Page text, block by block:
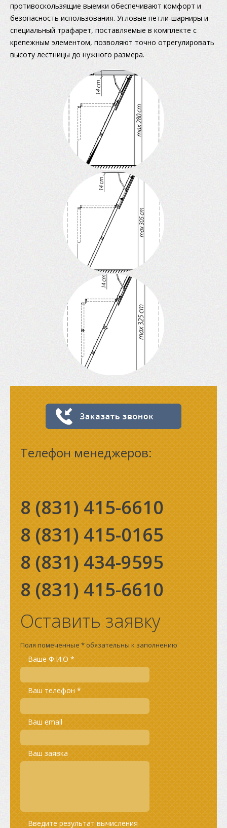
противоскользящие выемки обеспечивают комфорт и
безопасность использования. Угловые петли-шарниры и
специальный трафарет, поставляемые в комплекте с
крепежным элементом, позволяют точно отрегулировать
высоту лестницы до нужного размера.
Телефон менеджеров:
8 (831) 415-6610
8 (831) 415-0165
8 (831) 434-9595
8 (831) 415-6610
Оставить заявку
Поля помеченные * обязательны к заполнению
Ваше Ф.И.О *
Ваш телефон *
Ваш email
Ваш заявка
Введите результат вычисления